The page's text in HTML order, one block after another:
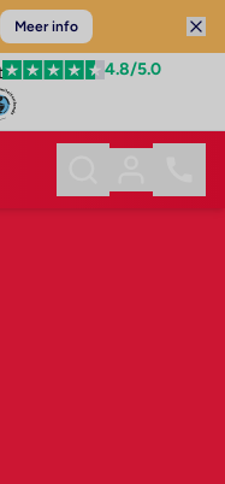
Meer info
4.8/5.0